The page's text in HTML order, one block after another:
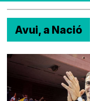
Avui, a Nació